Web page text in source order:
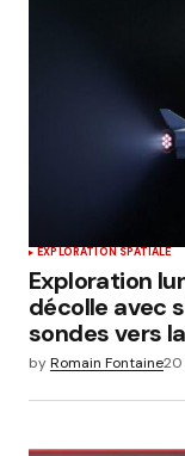
EXPLORATION SPATIALE
Exploration
décolle avec
sondes vers
byRomain Fontaine20